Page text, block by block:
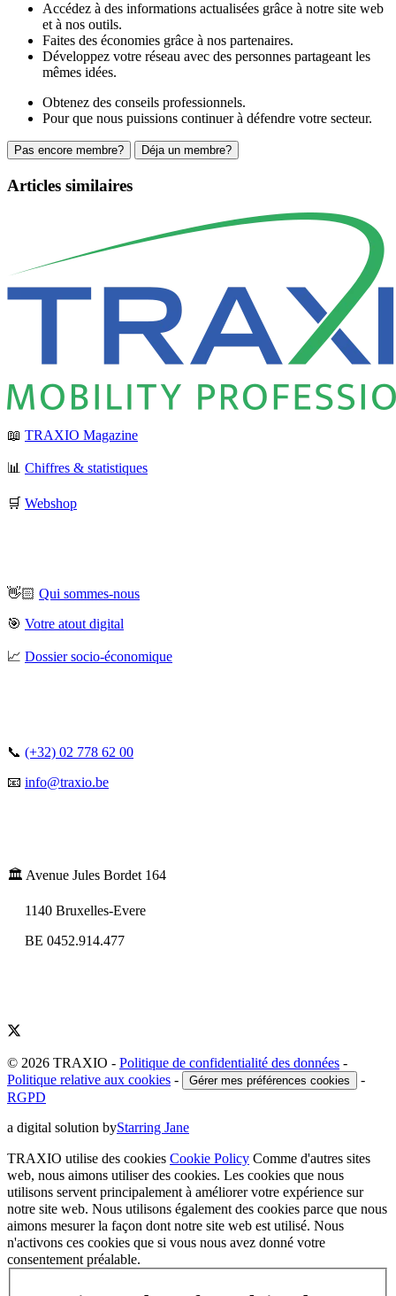
Accédez à des informations actualisées grâce à notre site web
et à nos outils.
Faites des économies grâce à nos partenaires.
Développez votre réseau avec des personnes partageant les
mêmes idées.
Obtenez des conseils professionnels.
Pour que nous puissions continuer à défendre votre secteur.
Pas encore membre? Déja un membre?
Articles similaires
📖 TRAXIO Magazine
📊 Chiffres & statistiques
🛒 Webshop
👋🏻 Qui sommes-nous
🎯 Votre atout digital
📈 Dossier socio-économique
📞 (+32) 02 778 62 00
📧 info@traxio.be
🏛️ Avenue Jules Bordet 164
1140 Bruxelles-Evere
BE 0452.914.477
© 2026 TRAXIO - Politique de confidentialité des données -
Politique relative aux cookies - Gérer mes préférences cookies
-
RGPD
a digital solution byStarring Jane
TRAXIO utilise des cookies Cookie Policy Comme d'autres sites
web, nous aimons utiliser des cookies. Les cookies que nous
utilisons servent principalement à améliorer votre expérience sur
notre site web. Nous utilisons également des cookies parce que nous
aimons mesurer la façon dont notre site web est utilisé. Nous
n'activons ces cookies que si vous nous avez donné votre
consentement préalable.